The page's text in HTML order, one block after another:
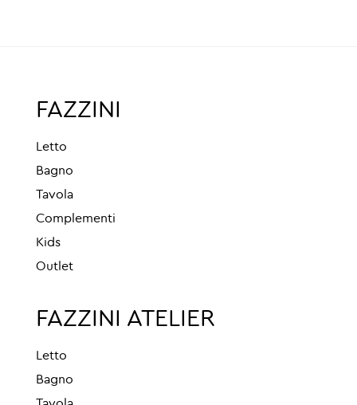
FAZZINI
Letto
Bagno
Tavola
Complementi
Kids
Outlet
FAZZINI ATELIER
Letto
Bagno